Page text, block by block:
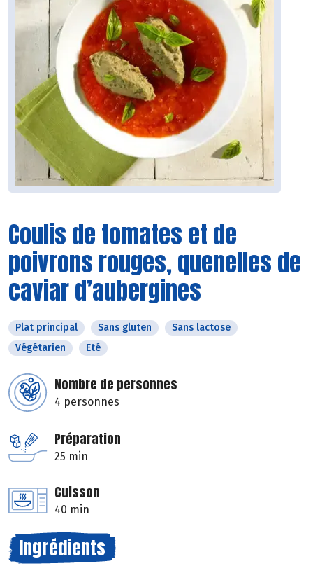
Coulis de tomates et de
poivrons rouges, quenelles de
caviar d’aubergines
Plat principal Sans gluten
Sans lactose
Végétarien
Eté
Nombre de personnes
4 personnes
Préparation
25 min
Cuisson
40 min
Ingrédients